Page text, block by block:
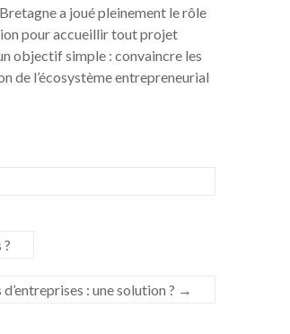
a joué pleinement le rôle
pour accueillir tout projet
objectif simple : convaincre les
de l’écosystème entrepreneurial
: une solution ? →